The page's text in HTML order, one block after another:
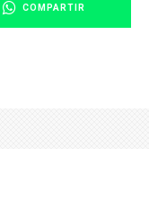
COMPARTIR